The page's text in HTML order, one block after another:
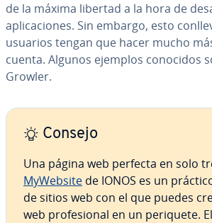
de la máxima libertad a la hora de
apli­ca­cio­nes. Sin embargo, esto
usuarios tengan que hacer mucho
cuenta. Algunos ejemplos conocidos
Growler.
Consejo
Una página web perfecta en solo
MyWebsite de IONOS es un
de sitios web con el que puedes
web pro­fe­sio­nal en un periquete.